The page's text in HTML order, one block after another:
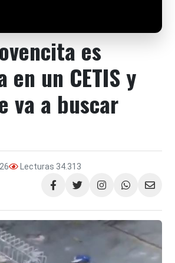
es
en un CETIS y
va a buscar
Lecturas 34.313
Compartir